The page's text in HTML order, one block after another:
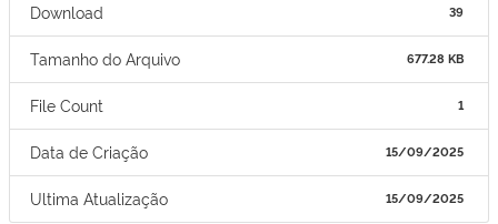
Download 39
Tamanho do Arquivo 677.28 KB
File Count 1
Data de Criação 15/09/2025
Ultima Atualização 15/09/2025